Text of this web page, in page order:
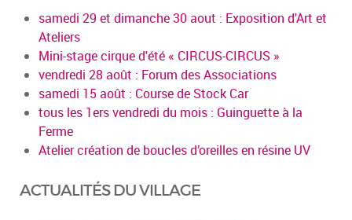
samedi 29 et dimanche 30 aout : Exposition d'Art et
Ateliers
Mini-stage cirque d'été « CIRCUS-CIRCUS »
vendredi 28 août : Forum des Associations
samedi 15 août : Course de Stock Car
tous les 1ers vendredi du mois : Guinguette à la
Ferme
Atelier création de boucles d’oreilles en résine UV
ACTUALITÉS DU VILLAGE